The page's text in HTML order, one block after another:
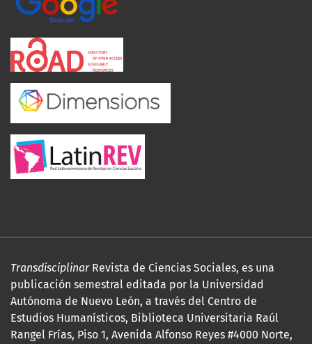
TransdisciplinarRevista de Ciencias Sociales, es una
publicación semestral editada por la Universidad
Autónoma de Nuevo León, a través del Centro de
Estudios Humanísticos, Biblioteca Universitaria Raúl
Rangel Frías, Piso 1, Avenida Alfonso Reyes #4000 Norte,